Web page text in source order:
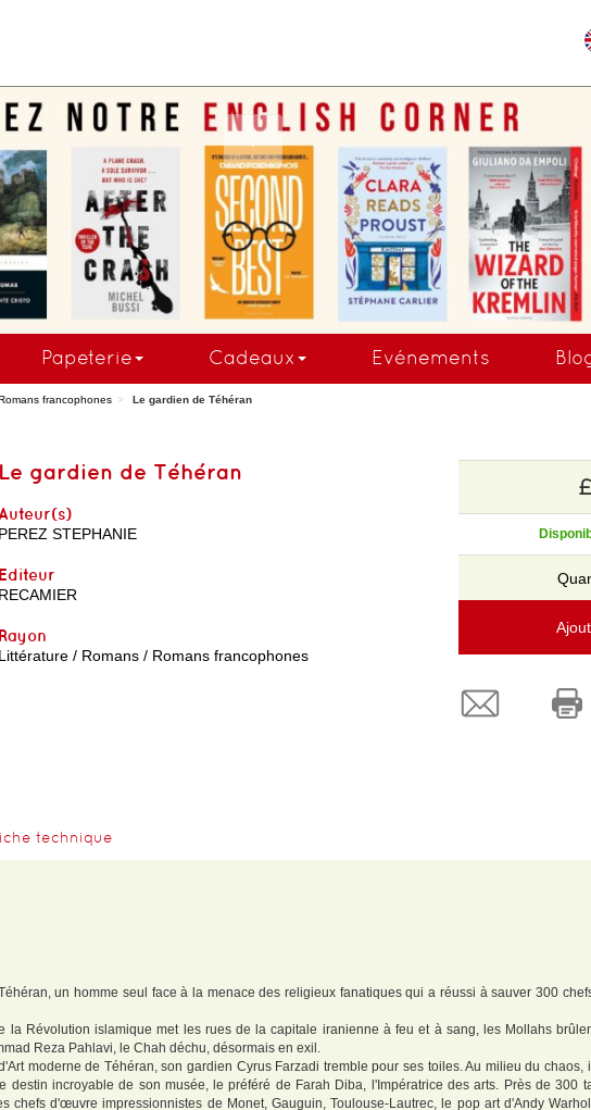
Papeterie Cadeaux Evénements
francophones Le gardien de Téhéran
Le gardien de Téhéran
Auteur(s)
PEREZ STEPHANIE
Editeur
RECAMIER
Rayon
Littérature / Romans / Romans francophones
technique
un homme seul face à la menace des religieux fanatiques qui a réussi à sauver 300
la Révolution islamique met les rues de la capitale iranienne à feu et à sang, les Mollahs
Reza Pahlavi, le Chah déchu, désormais en exil.
moderne de Téhéran, son gardien Cyrus Farzadi tremble pour ses toiles. Au milieu du chaos,
destin incroyable de son musée, le préféré de Farah Diba, l'Impératrice des arts. Près de 300
chefs d'œuvre impressionnistes de Monet, Gauguin, Toulouse-Lautrec, le pop art d'Andy